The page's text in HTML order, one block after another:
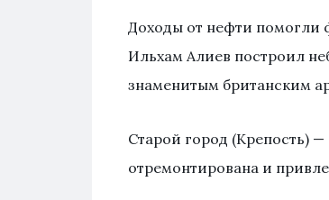
Доходы от нефти помогли
Ильхам Алиев построил
знаменитым британским
Старой город (Крепость)
отремонтирована и